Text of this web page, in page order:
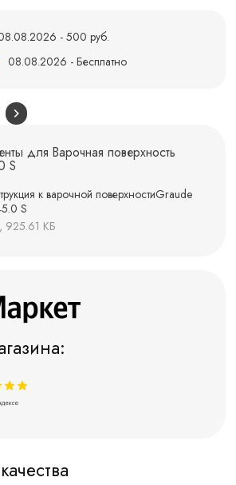
- 500 руб.
08.08.2026 - Бесплатно
для Варочная поверхность
S
к варочной поверхностиGraude
S
925.61 КБ